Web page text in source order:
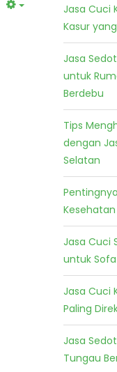
Jasa Cuci
Kasur
Jasa
untuk
Berdebu
Tips
dengan
Selatan
Jasa Cuci
untuk
Jasa Cuci
Paling
Jasa
Tungau